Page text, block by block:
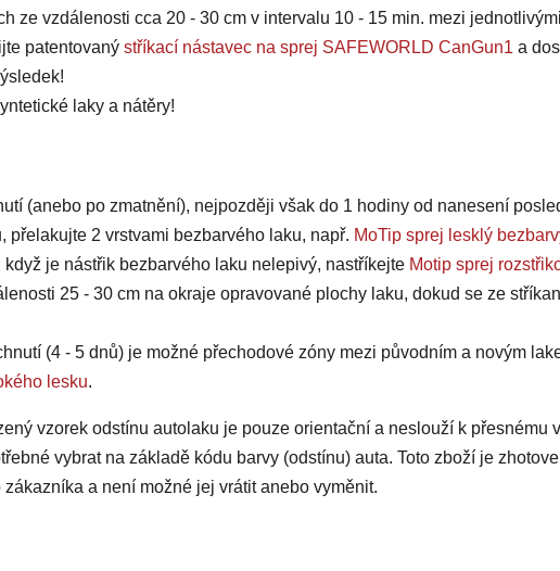
ze vzdálenosti cca 20 - 30 cm v intervalu 10 - 15 min. mezi jednotlivými
patentovaný stříkací nástavec na sprej SAFEWORLD CanGun1 a
laky a nátěry!
(anebo po zmatnění), nejpozději však do 1 hodiny od nanesení
přelakujte 2 vrstvami bezbarvého laku, např. MoTip sprej lesklý
když je nástřik bezbarvého laku nelepivý, nastříkejte Motip sprej
25 - 30 cm na okraje opravované plochy laku, dokud se ze
(4 - 5 dnů) je možné přechodové zóny mezi původním a novým
lesku.
vzorek odstínu autolaku je pouze orientační a neslouží k přesnému
vybrat na základě kódu barvy (odstínu) auta. Toto zboží je
a není možné jej vrátit anebo vyměnit.